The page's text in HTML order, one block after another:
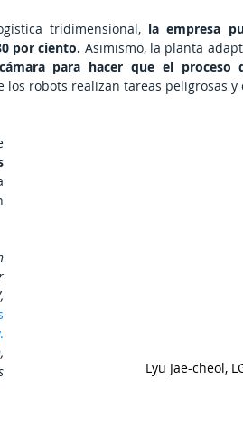
tridimensional, la empresa
por ciento. Asimismo, la planta
para hacer que el proceso
los robots realizan tareas peligrosas y
Lyu Jae-cheol,